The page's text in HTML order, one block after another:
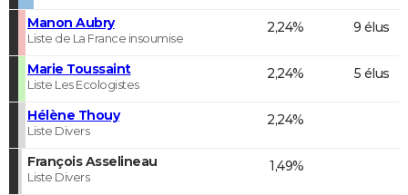
Manon Aubry
Liste de La France insoumise
2,24% 9 élus
Marie Toussaint
Liste Les Ecologistes
2,24% 5 élus
Hélène Thouy
Liste Divers
2,24%
François Asselineau
Liste Divers
1,49%